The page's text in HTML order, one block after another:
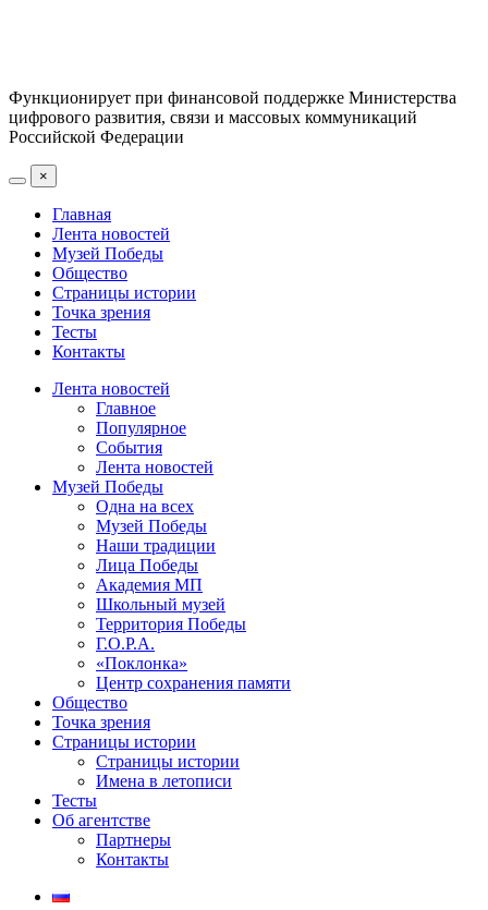
Функционирует при финансовой поддержке Министерства
цифрового развития, связи и массовых коммуникаций
Российской Федерации
×
Главная
Лента новостей
Музей Победы
Общество
Страницы истории
Точка зрения
Тесты
Контакты
Лента новостей
Главное
Популярное
События
Лента новостей
Музей Победы
Одна на всех
Музей Победы
Наши традиции
Лица Победы
Академия МП
Школьный музей
Территория Победы
Г.О.Р.А.
«Поклонка»
Центр сохранения памяти
Общество
Точка зрения
Страницы истории
Страницы истории
Имена в летописи
Тесты
Об агентстве
Партнеры
Контакты